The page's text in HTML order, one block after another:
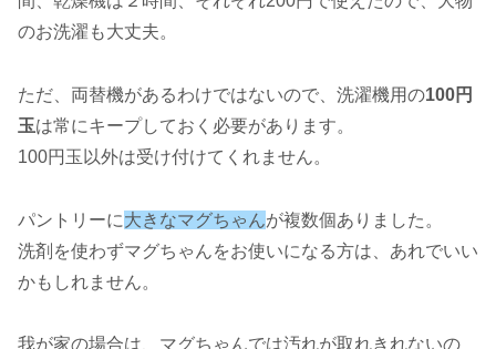
のお洗濯も大丈夫。
ただ、両替機があるわけではないので、洗濯機用の100円
玉は常にキープしておく必要があります。
100円玉以外は受け付けてくれません。
パントリーに大きなマグちゃんが複数個ありました。
洗剤を使わずマグちゃんをお使いになる方は、あれでいい
かもしれません。
我が家の場合は、マグちゃんでは汚れが取れきれないの